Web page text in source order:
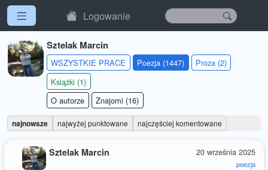
Logowanie
Sztelak Marcin
WSZYSTKIE PRACE Poezja (1447)
Proza (2)
Książki (1)
O autorze
Znajomi (16)
najnowsze najwyżej punktowane najczęściej komentowane
20 września 2025
poezja
Sztelak Marcin